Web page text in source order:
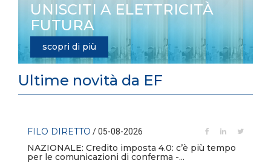
UNISCITI A ELETTRICITÀ
FUTURA
scopri di più
Ultime novità da EF
FILO DIRETTO / 05-08-2026
NAZIONALE: Credito imposta 4.0: c’è più tempo
per le comunicazioni di conferma -...